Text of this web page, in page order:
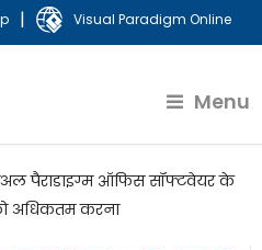
| Visual Paradigm Online
Menu
पैराडाइग्म ऑफिस सॉफ्टवेयर के
अधिकतम करना